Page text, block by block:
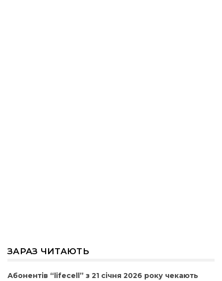
ЗАРАЗ ЧИТАЮТЬ
Абонентів “lifecell” з 21 січня 2026 року чекають